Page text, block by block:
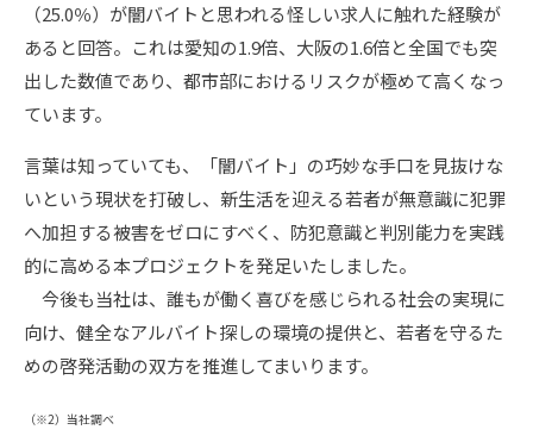
（25.0％）が闇バイトと思われる怪しい求人に触れた経験が
あると回答。これは愛知の1.9倍、大阪の1.6倍と全国でも突
出した数値であり、都市部におけるリスクが極めて高くなっ
ています。
言葉は知っていても、「闇バイト」の巧妙な手口を見抜けな
いという現状を打破し、新生活を迎える若者が無意識に犯罪
へ加担する被害をゼロにすべく、防犯意識と判別能力を実践
的に高める本プロジェクトを発足いたしました。
今後も当社は、誰もが働く喜びを感じられる社会の実現に
向け、健全なアルバイト探しの環境の提供と、若者を守るた
めの啓発活動の双方を推進してまいります。
（※2）当社調べ